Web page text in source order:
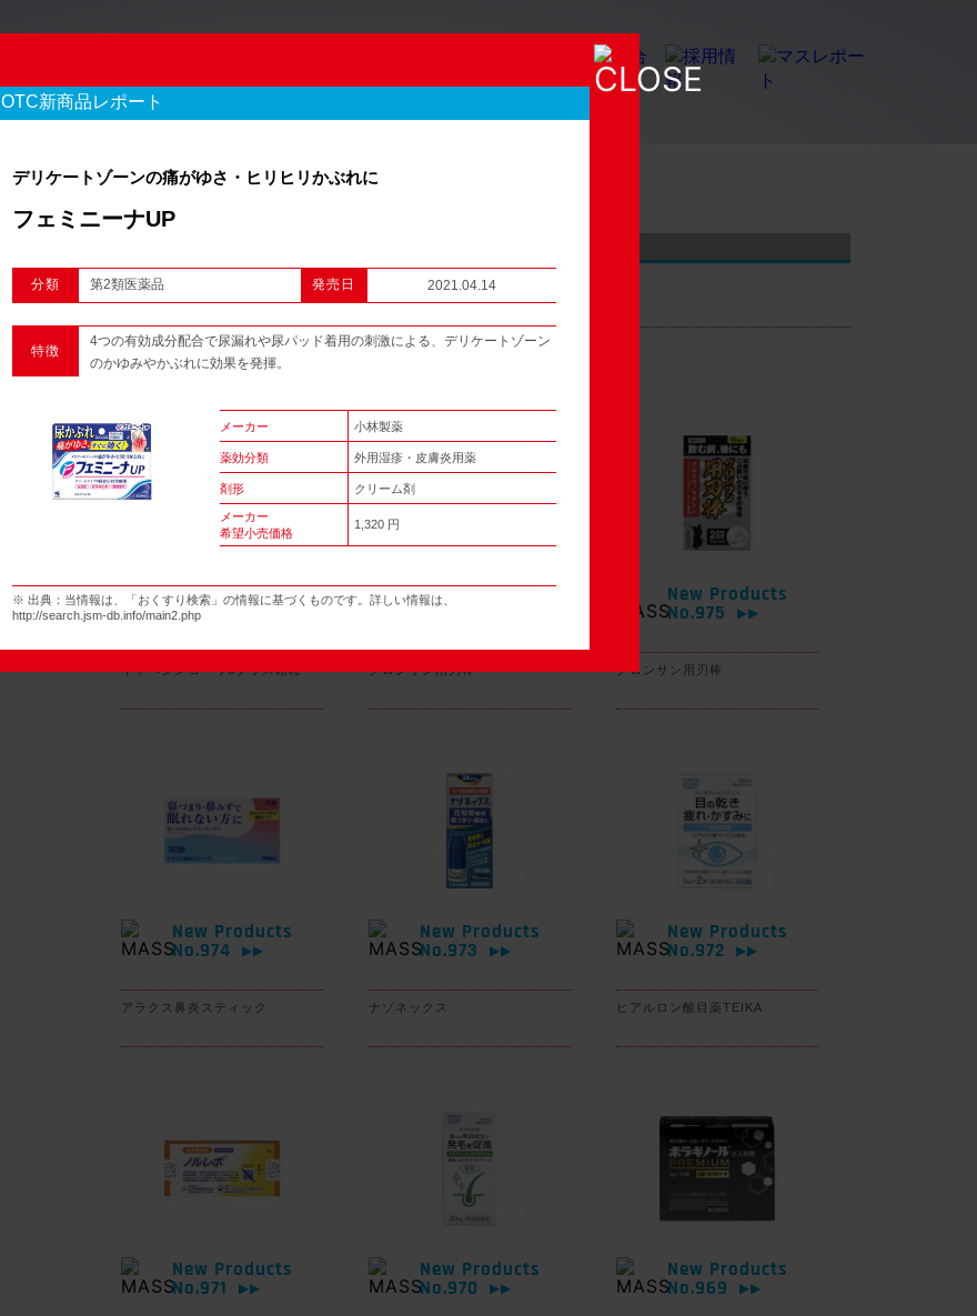
970 件のレポート
New Products
No.977
キャベジンコーワαプラス顆粒
New Products
グロンサン用刃棒
New Products
No.975
▶▶
グロンサン用刃棒
New Products
No.974
▶▶
アラクス鼻炎スティック
New Products
No.973
▶▶
ナゾネックス
New Products
No.972
▶▶
ヒアルロン酸目薬TEIKA
New Products
No.971
▶▶
New Products
No.970
▶▶
New Products
No.969
▶▶
OTC新商品レポート
デリケートゾーンの痛がゆさ・ヒリヒリかぶれに
フェミニーナUP
分類 第2類医薬品 発売日 2021.04.14
特徴
4つの有効成分配合で尿漏れや尿パッド着用の刺激による、デリケートゾーン
のかゆみやかぶれに効果を発揮。
メーカー 小林製薬
薬効分類 外用湿疹・皮膚炎用薬
剤形 クリーム剤
メーカー
希望小売価格
1,320 円
※ 出典：当情報は、「おくすり検索」の情報に基づくものです。詳しい情報は、
http://search.jsm-db.info/main2.php